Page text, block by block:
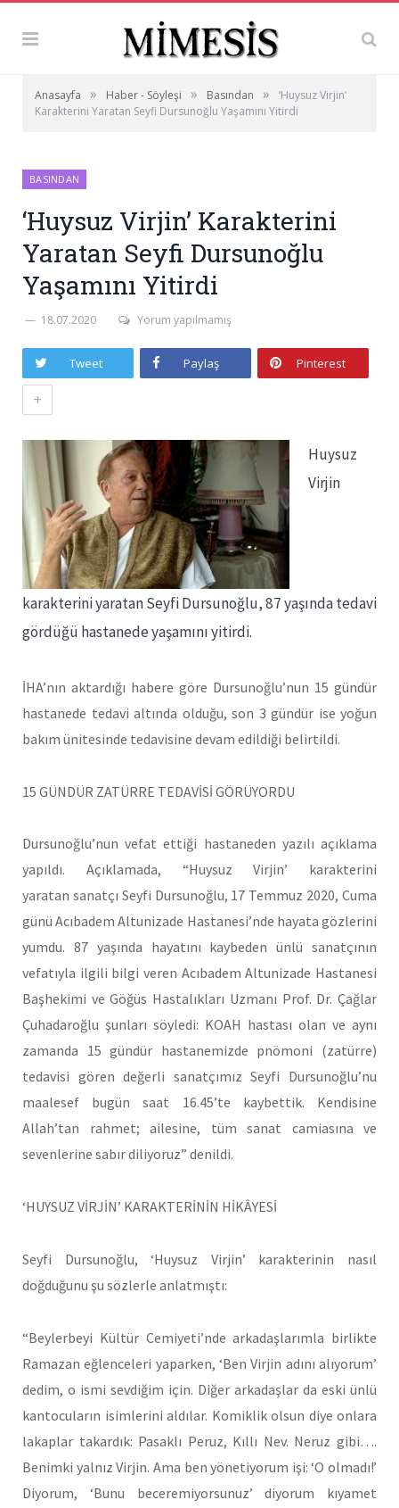
Anasayfa » Haber - Söyleşi » Basından »
‘Huysuz Virjin’
Karakterini Yaratan Seyfi Dursunoğlu Yaşamını Yitirdi
BASINDAN
‘Huysuz Virjin’ Karakterini
Yaratan Seyfi Dursunoğlu
Yaşamını Yitirdi
18.07.2020 Yorum yapılmamış
Tweet Paylaş Pinterest
+
Huysuz
Virjin
karakterini yaratan Seyfi Dursunoğlu, 87 yaşında tedavi
gördüğü hastanede yaşamını yitirdi.
İHA’nın aktardığı habere göre Dursunoğlu’nun 15 gündür
hastanede tedavi altında olduğu, son 3 gündür ise yoğun
bakım ünitesinde tedavisine devam edildiği belirtildi.
15 GÜNDÜR ZATÜRRE TEDAVİSİ GÖRÜYORDU
Dursunoğlu’nun vefat ettiği hastaneden yazılı açıklama
yapıldı. Açıklamada, “Huysuz Virjin’ karakterini
yaratan sanatçı Seyfi Dursunoğlu, 17 Temmuz 2020, Cuma
günü Acıbadem Altunizade Hastanesi’nde hayata gözlerini
yumdu. 87 yaşında hayatını kaybeden ünlü sanatçının
vefatıyla ilgili bilgi veren Acıbadem Altunizade Hastanesi
Başhekimi ve Göğüs Hastalıkları Uzmanı Prof. Dr. Çağlar
Çuhadaroğlu şunları söyledi: KOAH hastası olan ve aynı
zamanda 15 gündür hastanemizde pnömoni (zatürre)
tedavisi gören değerli sanatçımız Seyfi Dursunoğlu’nu
maalesef bugün saat 16.45’te kaybettik. Kendisine
Allah’tan rahmet; ailesine, tüm sanat camiasına ve
sevenlerine sabır diliyoruz” denildi.
‘HUYSUZ VİRJİN’ KARAKTERİNİN HİKÂYESİ
Seyfi Dursunoğlu, ‘Huysuz Virjin’ karakterinin nasıl
doğduğunu şu sözlerle anlatmıştı:
“Beylerbeyi Kültür Cemiyeti’nde arkadaşlarımla birlikte
Ramazan eğlenceleri yaparken, ‘Ben Virjin adını alıyorum’
dedim, o ismi sevdiğim için. Diğer arkadaşlar da eski ünlü
kantocuların isimlerini aldılar. Komiklik olsun diye onlara
lakaplar takardık: Pasaklı Peruz, Kıllı Nev. Neruz gibi….
Benimki yalnız Virjin. Ama ben yönetiyorum işi: ‘O olmadı!’
Diyorum, ‘Bunu beceremiyorsunuz’ diyorum kıyamet